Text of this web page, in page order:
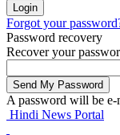
Forgot your
Password recovery
Recover your
A password will be e-
Hindi News Portal